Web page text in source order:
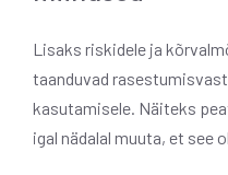
Lisaks riskidele ja
taanduvad
kasutamisele. Näiteks
igal nädalal muuta, et see